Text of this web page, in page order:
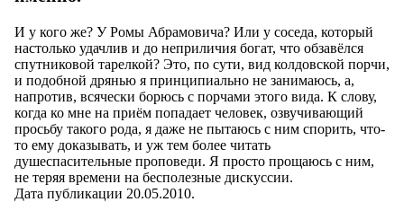
И у кого же? У Ромы Абрамовича? Или у соседа, который
настолько удачлив и до неприличия богат, что обзавёлся
спутниковой тарелкой? Это, по сути, вид колдовской порчи,
и подобной дрянью я принципиально не занимаюсь, а,
напротив, всячески борюсь с порчами этого вида. К слову,
когда ко мне на приём попадает человек, озвучивающий
просьбу такого рода, я даже не пытаюсь с ним спорить, что-
то ему доказывать, и уж тем более читать
душеспасительные проповеди. Я просто прощаюсь с ним,
не теряя времени на бесполезные дискуссии.
Дата публикации 20.05.2010.